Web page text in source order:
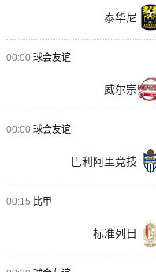
泰华尼
00:00 球会友谊
威尔宗
00:00 球会友谊
巴利阿里竞技
00:15 比甲
标准列日